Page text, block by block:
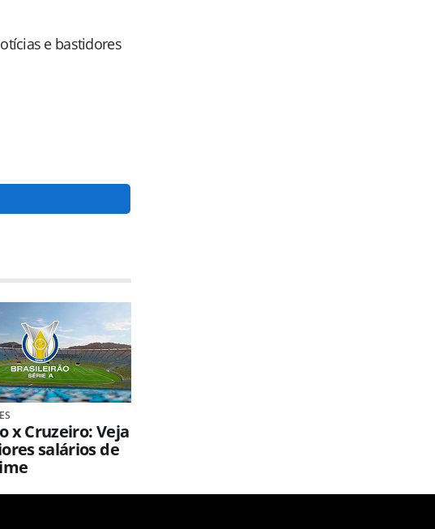
e bastidores
x Cruzeiro: Veja
salários de